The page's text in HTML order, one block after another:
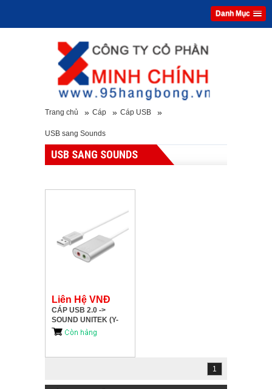
Danh Mục
Trang chủ » Cáp » Cáp USB »
USB sang Sounds
USB SANG SOUNDS
Liên Hệ VNĐ
CÁP USB 2.0 ->
SOUND UNITEK (Y-
247A)
1